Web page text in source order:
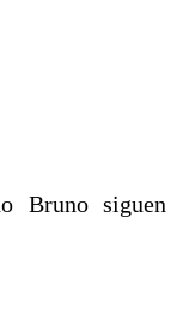
Bruno siguen